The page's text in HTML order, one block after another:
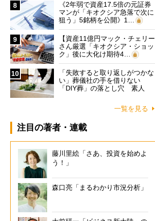
8
《2年弱で資産17.5倍の元証券
マンが「キオクシア急落で次に
狙う」5銘柄を公開》1…
9
【資産11億円マック・チェリー
さん厳選「キオクシア・ショッ
ク」後に大化け期待4…
10
「失敗すると取り返しがつかな
い」葬儀社の手を借りない
「DIY葬」の落とし穴 素人
一覧を見る
注目の著者・連載
藤川里絵「さあ、投資を始めよ
う！」
森口亮「まるわかり市況分析」